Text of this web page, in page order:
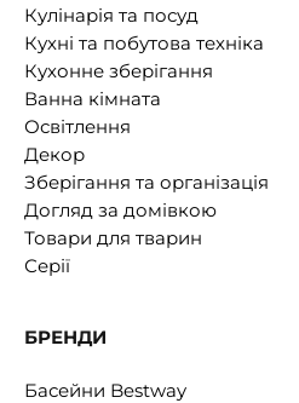
Кулінарія та посуд
Кухні та побутова техніка
Кухонне зберігання
Ванна кімната
Освітлення
Декор
Зберігання та організація
Догляд за домівкою
Товари для тварин
Серії
БРЕНДИ
Басейни Bestway